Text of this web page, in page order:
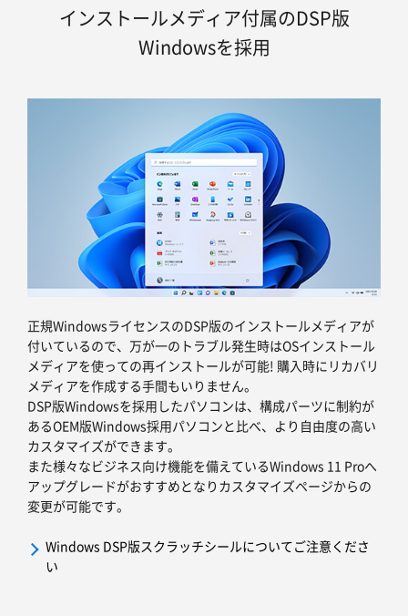
インストールメディア付属のDSP版
Windowsを採用
正規WindowsライセンスのDSP版のインストールメディアが
付いているので、万が一のトラブル発生時はOSインストール
メディアを使っての再インストールが可能! 購入時にリカバリ
メディアを作成する手間もいりません。
DSP版Windowsを採用したパソコンは、構成パーツに制約が
あるOEM版Windows採用パソコンと比べ、より自由度の高い
カスタマイズができます。
また様々なビジネス向け機能を備えているWindows 11 Proへ
アップグレードがおすすめとなりカスタマイズページからの
変更が可能です。
Windows DSP版スクラッチシールについてご注意くださ
い